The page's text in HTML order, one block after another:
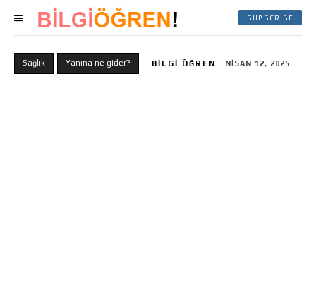
SUBSCRIBE
Sağlık Yanına ne gider? BILGI ÖĞREN NISAN 12, 2025